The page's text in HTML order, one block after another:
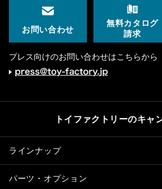
お問い合わせ
無料カタログ
請求
プレス向けのお問い合わせはこちらから
トイファクトリーのキャ
ラインナップ
パーツ・オプション